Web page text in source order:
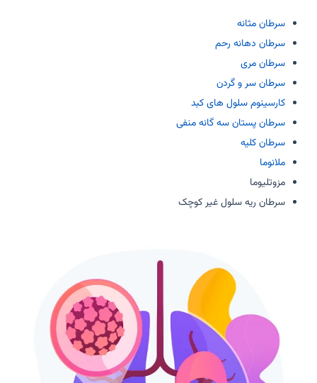
سرطان مثانه
سرطان دهانه رحم
سرطان مری
سرطان سر و گردن
کارسینوم سلول های کبد
سرطان پستان سه گانه منفی
سرطان کلیه
ملانوما
مزوتلیوما
سرطان ریه سلول غیر کوچک